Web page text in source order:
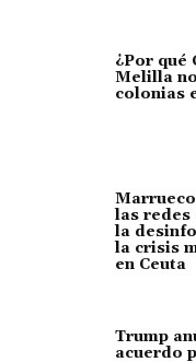
¿Por qué
Melilla
colonias
las redes
la
la crisis
en Ceuta
Trump
acuerdo